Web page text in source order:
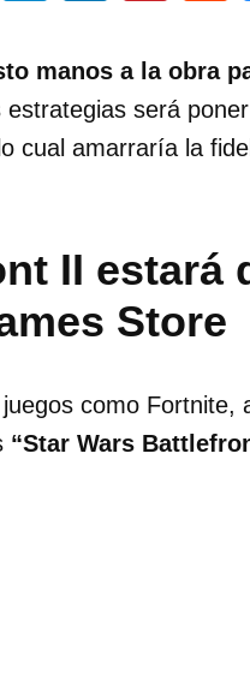
manos a la obra
estrategias será
cual amarraría la
II estará
Store
como Fortnite,
“Star Wars